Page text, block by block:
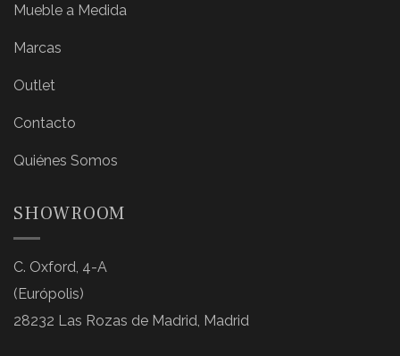
Mueble a Medida
Marcas
Outlet
Contacto
Quiénes Somos
SHOWROOM
C. Oxford, 4-A
(Európolis)
28232 Las Rozas de Madrid, Madrid